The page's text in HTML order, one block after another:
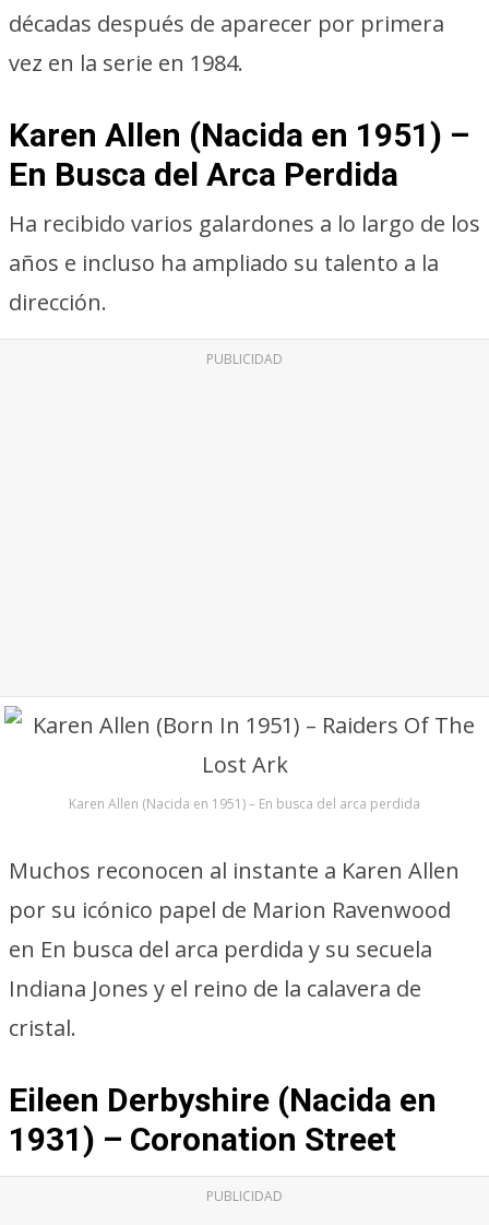
décadas después de aparecer por primera
vez en la serie en 1984.
Karen Allen (Nacida en 1951) –
En Busca del Arca Perdida
Ha recibido varios galardones a lo largo de los
años e incluso ha ampliado su talento a la
dirección.
PUBLICIDAD
Karen Allen (Nacida en 1951) – En busca del arca perdida
Muchos reconocen al instante a Karen Allen
por su icónico papel de Marion Ravenwood
en En busca del arca perdida y su secuela
Indiana Jones y el reino de la calavera de
cristal.
Eileen Derbyshire (Nacida en
1931) – Coronation Street
PUBLICIDAD